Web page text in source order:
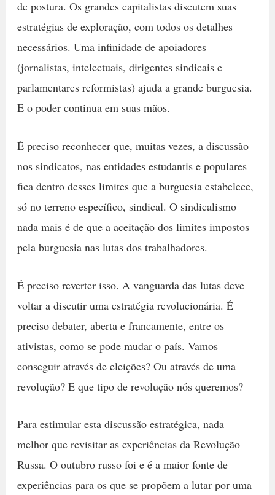
de postura. Os grandes capitalistas discutem suas
estratégias de exploração, com todos os detalhes
necessários. Uma infinidade de apoiadores
(jornalistas, intelectuais, dirigentes sindicais e
parlamentares reformistas) ajuda a grande burguesia.
E o poder continua em suas mãos.
É preciso reconhecer que, muitas vezes, a discussão
nos sindicatos, nas entidades estudantis e populares
fica dentro desses limites que a burguesia estabelece,
só no terreno específico, sindical. O sindicalismo
nada mais é de que a aceitação dos limites impostos
pela burguesia nas lutas dos trabalhadores.
É preciso reverter isso. A vanguarda das lutas deve
voltar a discutir uma estratégia revolucionária. É
preciso debater, aberta e francamente, entre os
ativistas, como se pode mudar o país. Vamos
conseguir através de eleições? Ou através de uma
revolução? E que tipo de revolução nós queremos?
Para estimular esta discussão estratégica, nada
melhor que revisitar as experiências da Revolução
Russa. O outubro russo foi e é a maior fonte de
experiências para os que se propõem a lutar por uma